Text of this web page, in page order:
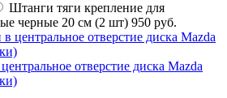
Штанги тяги крепление для
черные 20 см (2 шт) 950 руб.
отверстие диска Mazda